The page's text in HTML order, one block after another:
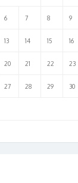
6 7 8 9
13 14 15 16
20 21 22 23
27 28 29 30